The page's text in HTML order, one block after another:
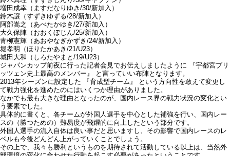
増田成幸（ますだなりゆき/30/新加入）
鈴木譲（すずきゆずる/28/新加入）
阿部嵩之（あべたかゆき/27/新加入）
大久保陣（おおくぼじん/25/新加入）
青柳憲輝（あおやなぎかずき/24/新加入）
堀孝明（ほりたかあき/21/U23）
城田大和（しろたやまと/19/U23）
ジャパンカップ前夜に行った記者会見でお伝えしましたように 『宇都宮ブリ
ッツェン史上最高のメンバー』 と言っていい布陣となります。
2013年シーズンに設定した 『育成型チーム』 という方向性を敢えて変更し
て戦力強化を進めたのにはいくつか理由がありました。
なかでも最も大きな理由となったのが、国内レース界の戦力状況の変化とい
う要素でした。
具体的に書くと、各チームが外国人選手を中心とした補強を行い、国内レー
スの（勝つための）難易度が飛躍的に向上したという部分です。
外国人選手の流入自体は良い事だと思いますし、その影響で国内レースのレ
ベルも今後どんどん上がっていくことでしょう。
その上で、我々も勝利というものを期待されて活動している以上は、当然外